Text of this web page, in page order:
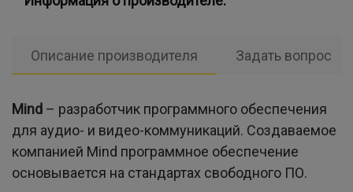
Описание производителя Задать вопрос
Mind – разработчик программного обеспечения
для аудио- и видео-коммуникаций. Создаваемое
компанией Mind программное обеспечение
основывается на стандартах свободного ПО.